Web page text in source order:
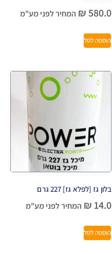
₪580.0 המחיר לפני מע"מ
הוספה לסל
בלון גז [לפלא גז] 227 גרם
₪ 14.0 המחיר לפני מע"מ
הוספה לסל